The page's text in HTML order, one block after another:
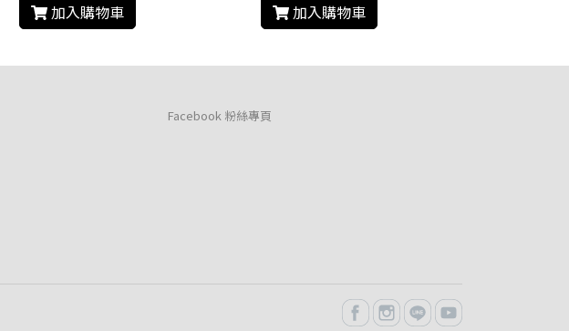
加入購物車
加入購物車
Facebook 粉絲專頁